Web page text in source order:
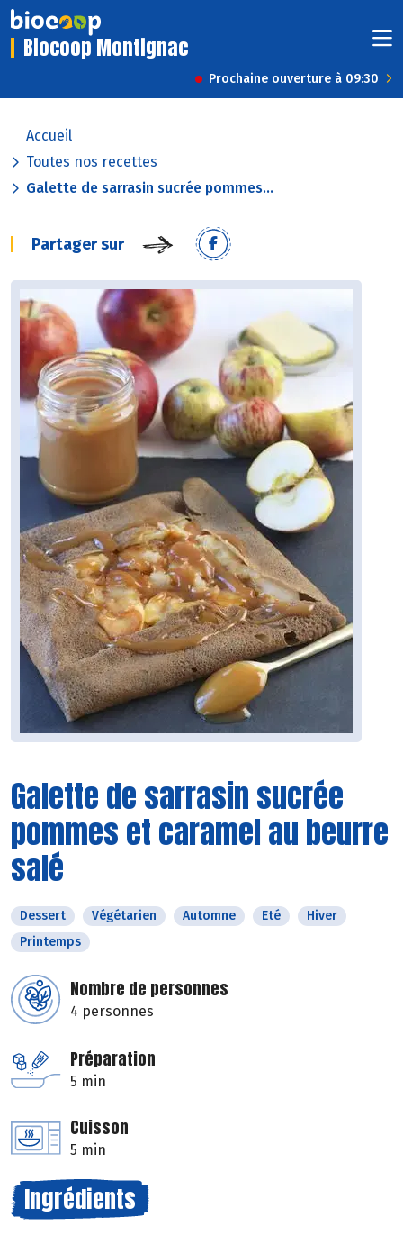
Biocoop Montignac
Prochaine ouverture à 09:30
Accueil
Toutes nos recettes
Galette de sarrasin sucrée pommes...
Partager sur
Galette de sarrasin sucrée
pommes et caramel au beurre
salé
Dessert Végétarien Automne Eté
Hiver
Printemps
Nombre de personnes
4 personnes
Préparation
5 min
Cuisson
5 min
Ingrédients